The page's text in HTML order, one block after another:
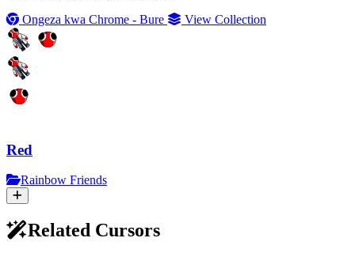
Ongeza kwa Chrome - Bure
View Collection
Red
Rainbow Friends
Related Cursors